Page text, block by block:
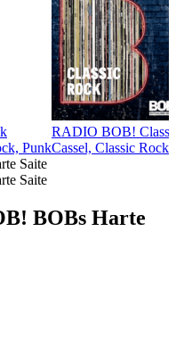
Punk
RADIO BOB!
Cassel, Classic Rock
Saite
Saite
BOBs Harte